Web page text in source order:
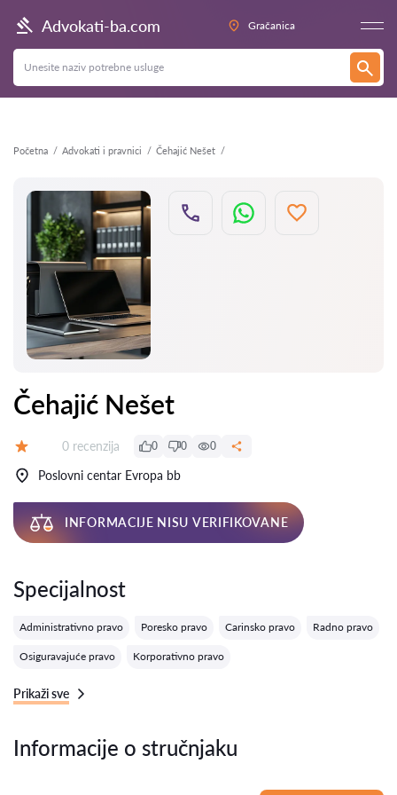
Advokati-ba.com Gračanica
Početna Advokati i pravnici Čehajić Nešet
Nazad
Čehajić Nešet
Recenzija:
0 recenzija 0 0 0
Poslovni centar Evropa bb
INFORMACIJE NISU VERIFIKOVANE
Specijalnost
Administrativno pravo Poresko pravo Carinsko pravo Radno pravo
Osiguravajuće pravo Korporativno pravo
Prikaži sve
Informacije o stručnjaku